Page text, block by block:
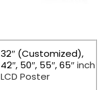
32″ (Customized),
42″, 50″, 55″, 65″inch
LCD Poster